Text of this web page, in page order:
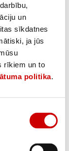
un
sīkdatnes
ja jūs
rīkiem un to
politika.